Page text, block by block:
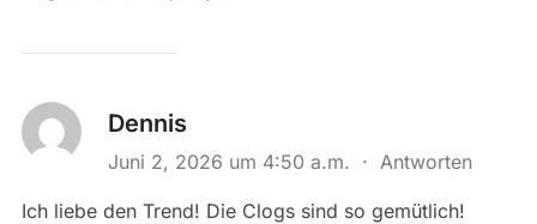
Dennis
Juni 2, 2026 um 4:50 a.m. · Antworten
Ich liebe den Trend! Die Clogs sind so gemütlich!